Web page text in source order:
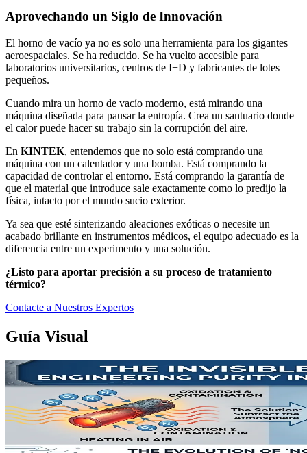
Aprovechando un Siglo de Innovación
El horno de vacío ya no es solo una herramienta para los gigantes
aeroespaciales. Se ha reducido. Se ha vuelto accesible para
laboratorios universitarios, centros de I+D y fabricantes de lotes
pequeños.
Cuando mira un horno de vacío moderno, está mirando una
máquina diseñada para pausar la entropía. Crea un santuario donde
el calor puede hacer su trabajo sin la corrupción del aire.
En KINTEK, entendemos que no solo está comprando una
máquina con un calentador y una bomba. Está comprando la
capacidad de controlar el entorno. Está comprando la garantía de
que el material que introduce sale exactamente como lo predijo la
física, intacto por el mundo sucio exterior.
Ya sea que esté sinterizando aleaciones exóticas o necesite un
acabado brillante en instrumentos médicos, el equipo adecuado es la
diferencia entre un experimento y una solución.
¿Listo para aportar precisión a su proceso de tratamiento
térmico?
Contacte a Nuestros Expertos
Guía Visual